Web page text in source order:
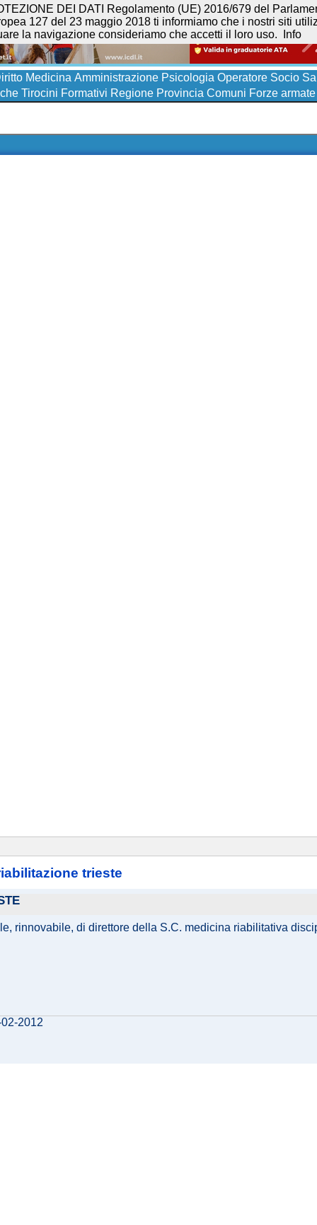
Medicina Amministrazione Psicologia Operatore Socio
Tirocini Formativi Regione Provincia Comuni Forze armate
trieste
rinnovabile, di direttore della S.C. medicina riabilitativa
2012
DEI DATI Regolamento (UE) 2016/679 del
127 del 23 maggio 2018 ti informiamo che i nostri siti
la navigazione consideriamo che accetti il loro uso.
Info